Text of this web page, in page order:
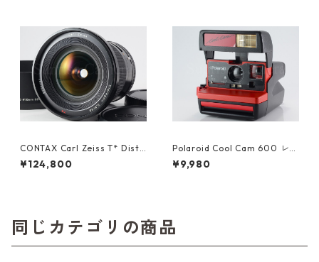
CONTAX Carl Zeiss T* Dista
gon 35mm F3.5 645用 コン
タックス (23628)
¥124,800
Polaroid Cool Cam 600 レッ
¥9,980
同じカテゴリの商品